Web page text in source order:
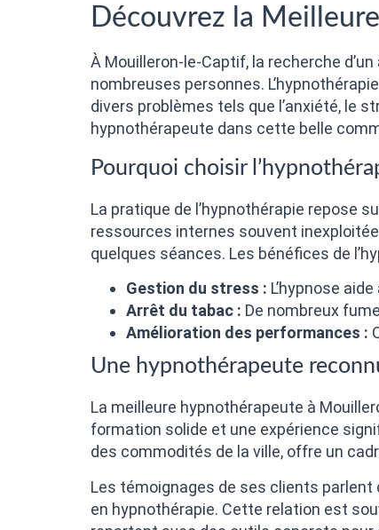
Découvrez la
À Mouilleron-le-Captif, la recherche
nombreuses personnes.
divers problèmes tels que l’anxiété, le
hypnothérapeute dans cette belle
Pourquoi choisir
La pratique de l’hypnothérapie repose
ressources internes souvent
quelques séances. Les bénéfices de
Gestion du stress : L’hypnose
Arrêt du tabac : De nombreux
Amélioration des performances :
Une hypnothérapeute
La meilleure hypnothérapeute à
formation solide et une expérience
des commodités de la ville, offre un
Les témoignages de ses clients parlent
en hypnothérapie. Cette relation est